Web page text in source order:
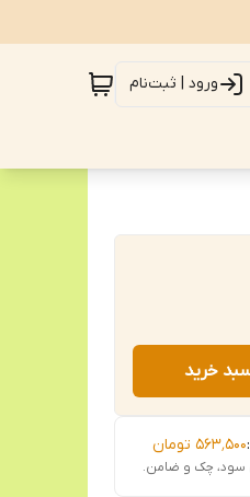
ورود | ثبت‌نام
خرید
۵۶۳٬۵۰۰ تومان